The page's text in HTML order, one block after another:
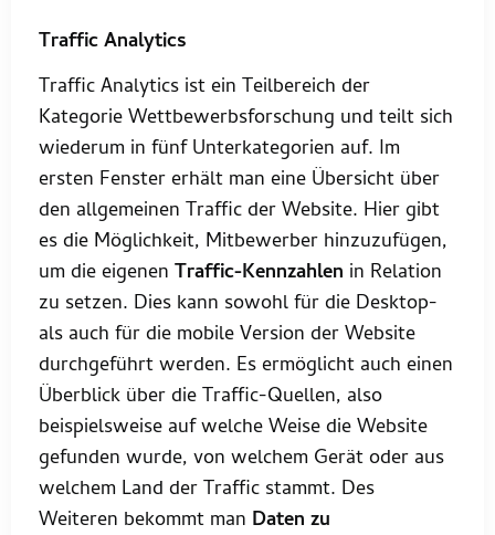
Traffic Analytics
Traffic Analytics ist ein Teilbereich der
Kategorie Wettbewerbsforschung und teilt sich
wiederum in fünf Unterkategorien auf. Im
ersten Fenster erhält man eine Übersicht über
den allgemeinen Traffic der Website. Hier gibt
es die Möglichkeit, Mitbewerber hinzuzufügen,
um die eigenen Traffic-Kennzahlen in Relation
zu setzen. Dies kann sowohl für die Desktop-
als auch für die mobile Version der Website
durchgeführt werden. Es ermöglicht auch einen
Überblick über die Traffic-Quellen, also
beispielsweise auf welche Weise die Website
gefunden wurde, von welchem Gerät oder aus
welchem Land der Traffic stammt. Des
Weiteren bekommt man Daten zu